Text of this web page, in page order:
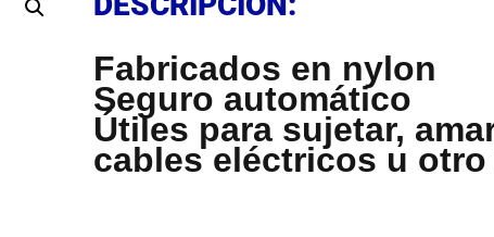
Fabricados en nylon
Seguro automático
Útiles para sujetar,
cables eléctricos u